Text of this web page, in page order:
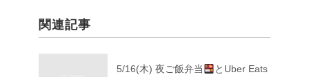
関連記事
5/16(木) 夜ご飯弁当
とUber Eats